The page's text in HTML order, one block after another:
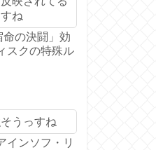
ね
の決闘」効
スクの特殊ル
うっすね
インソフ・リ